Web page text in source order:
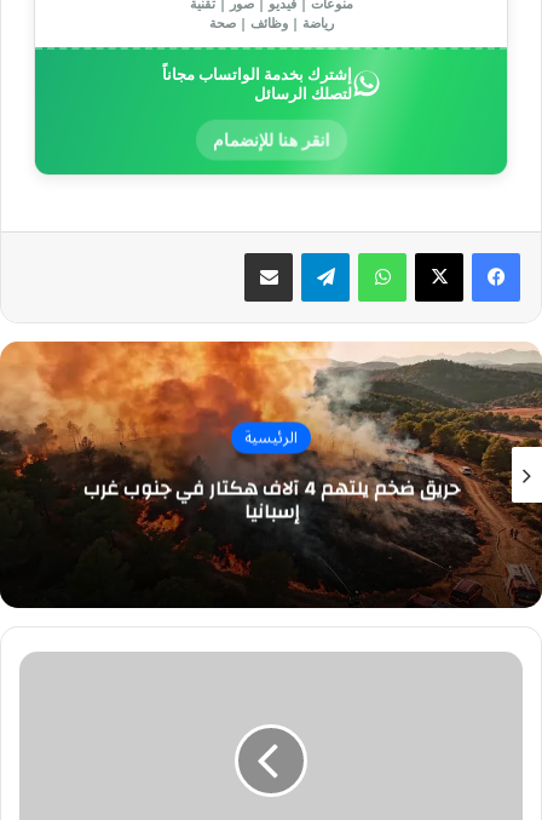
رياضة | وظائف | صحة
إشترك بخدمة الواتساب مجاناً
لتصلك الرسائل
انقر هنا للإنضمام
واتساب تيلقرام مشاركة عبر البريد
الرئيسية
حريق ضخم يلتهم 4 آلاف هكتار في جنوب غرب
إسبانيا
وصول